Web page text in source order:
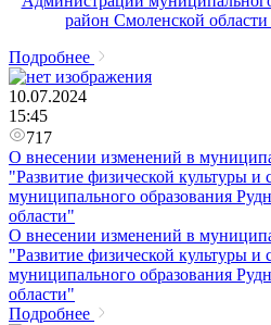
район Смоленской
Подробнее
10.07.2024
15:45
717
О внесении изменений в
"Развитие физической культуры и
муниципального образования
области"
О внесении изменений в
"Развитие физической культуры и
муниципального образования
области"
Подробнее